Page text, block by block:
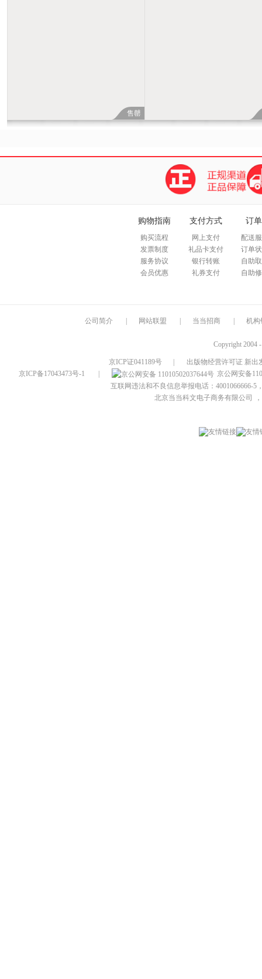
售罄
购物指南
购买流程
发票制度
服务协议
会员优惠
支付方式
网上支付
礼品卡支付
银行转账
礼券支付
订
配送
订单
自助
自助
公司简介 网站联盟 当当招商 机构
Copyright 2004
京ICP证041189号
出版物经营许可证 新出
京ICP备17043473号-1
京公网安备
互联网违法和不良信息举报电话：4001066666-5
北京当当科文电子商务有限公司